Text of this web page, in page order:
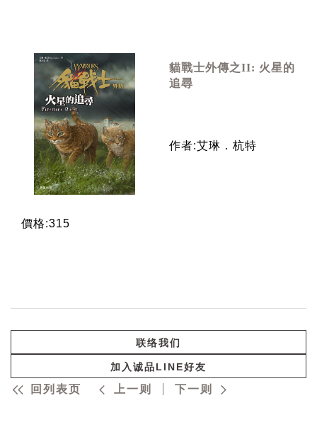
貓戰士外傳之II: 火星的
追尋
作者:艾琳．杭特
價格:315
联络我们
加入诚品LINE好友
回列表页 上一则 下一则